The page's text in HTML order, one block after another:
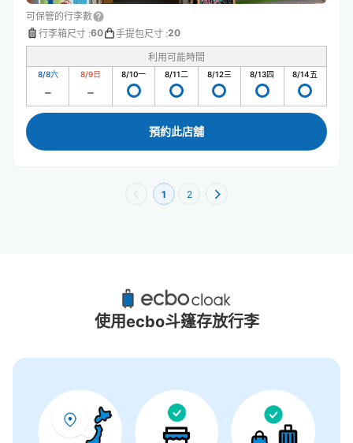
可保管的行李數
行李箱尺寸 :60 手提包尺寸 :20
利用可能時間
8/8六 8/9日 8/10一 8/11二 8/12三 8/13四 8/14五
預約此店舖
1 2
櫻島站附近推薦的寄物櫃
4個投幣式置物櫃
使用ecbo斗篷存放行李